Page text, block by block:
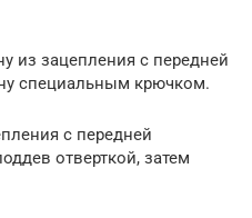
из зацепления с передней
специальным крючком.
с передней
отверткой, затем